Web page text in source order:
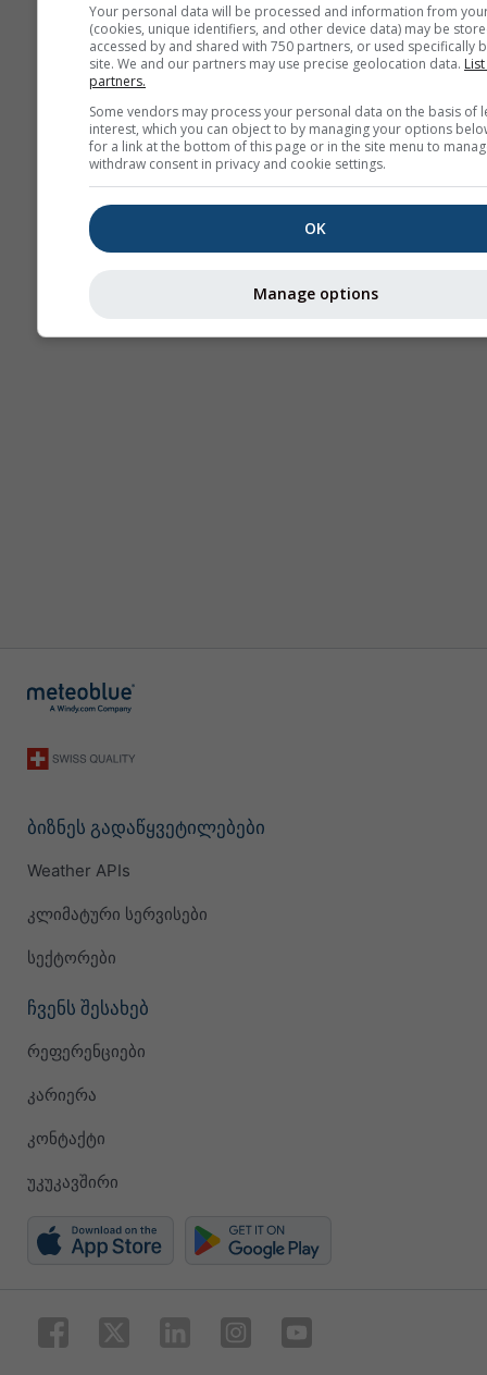
ბიზნეს გადაწყვეტილებები
Weather APIs
კლიმატური სერვისები
სექტორები
ჩვენს შესახებ
რეფერენციები
კარიერა
კონტაქტი
უკუკავშირი
Your personal data will be processed and information from
(cookies, unique identifiers, and other device data) may be
accessed by and shared with 750 partners, or used specifically
site. We and our partners may use precise geolocation data.
partners.
Some vendors may process your personal data on the basis of
interest, which you can object to by managing your options
for a link at the bottom of this page or in the site menu to
withdraw consent in privacy and cookie settings.
OK
Manage options